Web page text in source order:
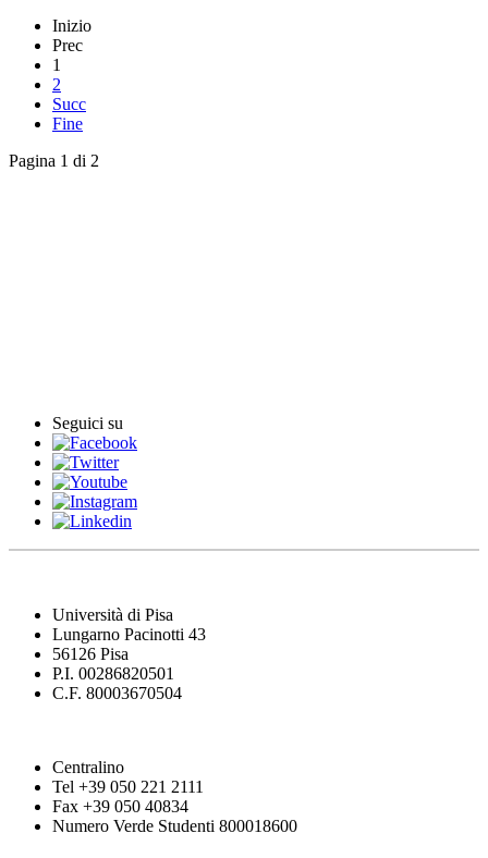
Inizio
Prec
1
2
Succ
Fine
Pagina 1 di 2
Seguici su
Università di Pisa
Lungarno Pacinotti 43
56126 Pisa
P.I. 00286820501
C.F. 80003670504
Centralino
Tel +39 050 221 2111
Fax +39 050 40834
Numero Verde Studenti 800018600